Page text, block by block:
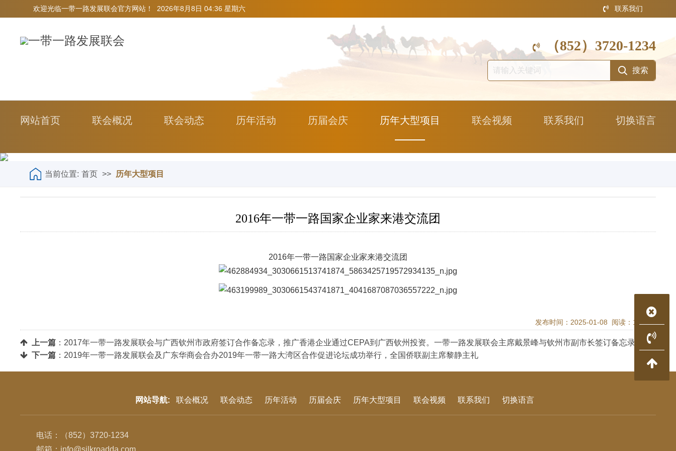
欢迎光临一带一路发展联会官方网站！ 2026年8月8日 04:36 星期六 联系我们
（852）3720-1234
网站首页 联会概况 联会动态 历年活动 历届会庆 历年大型项目 联会视频 联系我们 切换语言
当前位置: 首页 >> 历年大型项目
2016年一带一路国家企业家来港交流团
2016年一带一路国家企业家来港交流团
发布时间：2025-01-08 阅读：1983次
上一篇 ： 2017年一带一路发展联会与广西钦州市政府签订合作备忘录，推广香港企业通过CEPA到广西钦州投资。一带一路发展联会主席戴景峰与钦州市副市长签订备忘录。
下一篇 ： 2019年一带一路发展联会及广东华商会合办​2019年一带一路大湾区合作促进论坛成功举行，全国侨联副主席黎静主礼
网站导航: 联会概况 联会动态 历年活动 历届会庆 历年大型项目 联会视频 联系我们 切换语言
电话：（852）3720-1234
邮箱：info@silkroadda.com